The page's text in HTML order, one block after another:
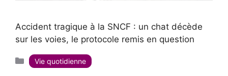
Accident tragique à la SNCF : un chat décède
sur les voies, le protocole remis en question
Catégories
Vie quotidienne